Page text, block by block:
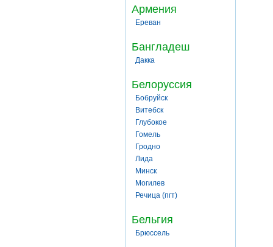
Армения
Ереван
Бангладеш
Дакка
Белоруссия
Бобруйск
Витебск
Глубокое
Гомель
Гродно
Лида
Минск
Могилев
Речица (пгт)
Бельгия
Брюссель